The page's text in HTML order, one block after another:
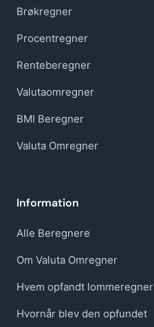
Brøkregner
Procentregner
Renteberegner
Valutaomregner
BMI Beregner
Valuta Omregner
Information
Alle Beregnere
Om Valuta Omregner
Hvem opfandt lommeregner
Hvornår blev den opfundet